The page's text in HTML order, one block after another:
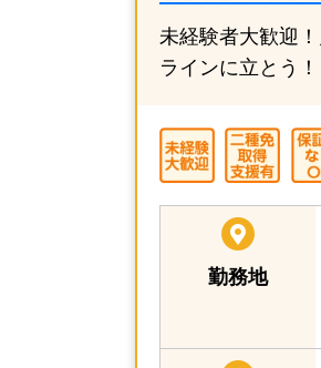
未経験者大歓迎
ラインに立とう！
勤務地